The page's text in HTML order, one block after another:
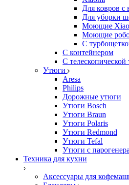
Для ковров с
Для уборки
Моющие
Моющие
С
С контейнером
С телескопической
Утюги
Aresa
Philips
Дорожные утюги
Утюги Bosch
Утюги Braun
Утюги Polaris
Утюги Redmond
Утюги Tefal
Утюги с
Техника для кухни
Аксессуары для